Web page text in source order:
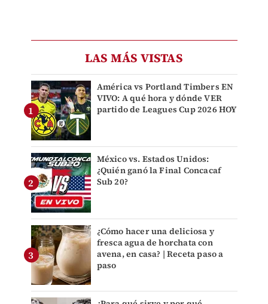
LAS MÁS VISTAS
América vs Portland Timbers EN
VIVO: A qué hora y dónde VER
partido de Leagues Cup 2026 HOY
México vs. Estados Unidos:
¿Quién ganó la Final Concacaf
Sub 20?
¿Cómo hacer una deliciosa y
fresca agua de horchata con
avena, en casa? | Receta paso a
paso